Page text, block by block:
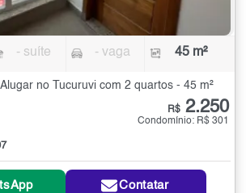
- suíte - vaga 45 m²
no Tucuruvi com 2 quartos - 45 m²
R$ 2.250
Condomínio: R$ 301
Contatar